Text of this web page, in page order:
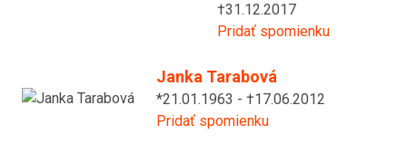
†31.12.2017
Pridať spomienku
Janka Tarabová
*21.01.1963 - †17.06.2012
Pridať spomienku